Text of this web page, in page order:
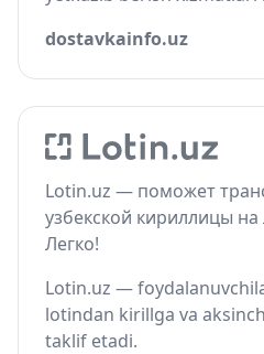
dostavkainfo.uz
Lotin.uz — поможет
узбекской кириллицы
Легко!
Lotin.uz —
lotindan kirillga va
taklif etadi.